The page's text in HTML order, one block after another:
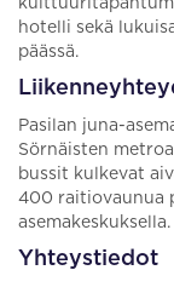
hotelli sekä
päässä.
Pasilan juna-
Sörnäisten
bussit kulkevat
400 raitiovaunua
asemakeskuksella.
Yhteystiedot